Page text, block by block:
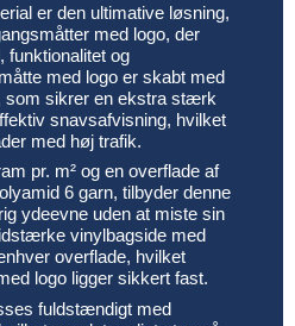
er den ultimative løsning,
med logo, der
funktionalitet og
med logo er skabt med
som sikrer en ekstra stærk
snavsafvisning, hvilket
med høj trafik.
pr. m² og en overflade af
6 garn, tilbyder denne
ydeevne uden at miste sin
vinylbagside med
overflade, hvilket
logo ligger sikkert fast.
fuldstændigt med